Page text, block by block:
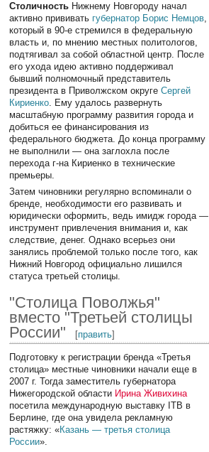
Столичность Нижнему Новгороду начал
активно прививать губернатор Борис Немцов,
который в 90-е стремился в федеральную
власть и, по мнению местных политологов,
подтягивал за собой областной центр. После
его ухода идею активно поддерживал
бывший полномочный представитель
президента в Приволжском округеСергей
Кириенко. Ему удалось развернуть
масштабную программу развития города и
добиться ее финансирования из
федерального бюджета. До конца программу
не выполнили — она заглохла после
перехода г-на Кириенко в технические
премьеры.
Затем чиновники регулярно вспоминали о
бренде, необходимости его развивать и
юридически оформить, ведь имидж города —
инструмент привлечения внимания и, как
следствие, денег. Однако всерьез они
занялись проблемой только после того, как
Нижний Новгород официально лишился
статуса третьей столицы.
"Столица Поволжья"
вместо "Третьей столицы
России"
[править]
Подготовку к регистрации бренда «Третья
столица» местные чиновники начали еще в
2007 г. Тогда заместитель губернатора
Нижегородской области Ирина Живихина
посетила международную выставку ITB в
Берлине, где она увидела рекламную
растяжку: «Казань — третья столица
России».